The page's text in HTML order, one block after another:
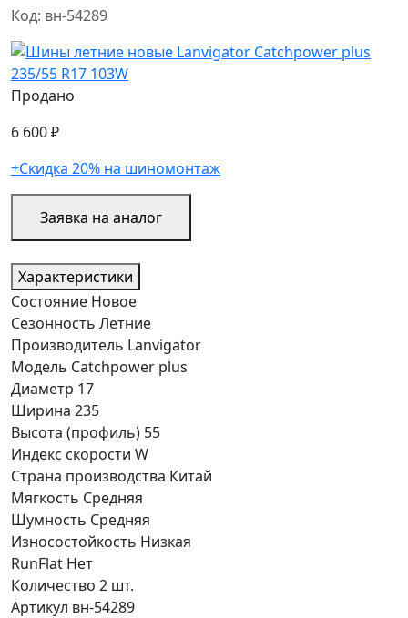
Код: вн-54289
Продано
6 600 ₽
+Скидка 20% на шиномонтаж
Заявка на аналог
Характеристики
Состояние Новое
Сезонность Летние
Производитель Lanvigator
Модель Catchpower plus
Диаметр 17
Ширина 235
Высота (профиль) 55
Индекс скорости W
Страна производства Китай
Мягкость Средняя
Шумность Средняя
Износостойкость Низкая
RunFlat Нет
Количество 2 шт.
Артикул вн-54289